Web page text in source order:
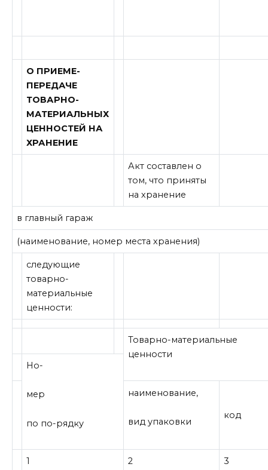
О ПРИЕМЕ-
ПЕРЕДАЧЕ
ТОВАРНО-
МАТЕРИАЛЬНЫХ
ЦЕННОСТЕЙ НА
ХРАНЕНИЕ
Акт составлен о
том, что приняты
на хранение
в главный гараж
(наименование, номер места хранения)
следующие
товарно-
материальные
ценности:
Товарно-материальные
ценности
Но-
мер
по по-рядку
наименование,
вид упаковки
код
1 2 3